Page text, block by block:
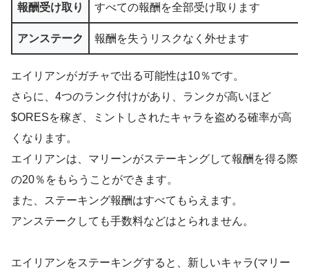
報酬受け取り すべての報酬を全部受け取ります
アンステーク 報酬を失うリスクなく外せます
エイリアンがガチャで出る可能性は10％です。
さらに、4つのランク付けがあり、ランクが高いほど
$ORESを稼ぎ、ミントしされたキャラを盗める確率が高
くなります。
エイリアンは、マリーンがステーキングして報酬を得る際
の20％をもらうことができます。
また、ステーキング報酬はすべてもらえます。
アンステークしても手数料などはとられません。
エイリアンをステーキングすると、新しいキャラ(マリー